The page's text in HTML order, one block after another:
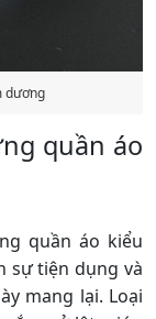
dương
quần áo
quần áo kiểu
sự tiện dụng và
mang lại. Loại